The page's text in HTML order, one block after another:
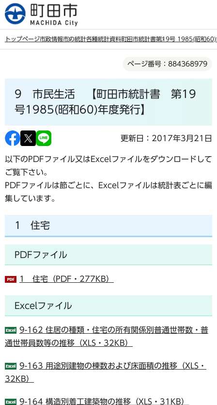
こ
の
トップページ市政情報市の統計各種統計資料町田市統計書第19号 1985(昭和60)
ページ番号：884368979
9 市民生活 【町田市統計書 第19
号1985(昭和60)年度発行】
更新日：2017年3月21日
以下のPDFファイル又はExcelファイルをダウンロードして
ご覧下さい。
PDFファイルは節ごとに、Excelファイルは統計表ごとに編
集しています。
1 住宅
PDFファイル
1 住宅（PDF・277KB）
Excelファイル
9-162 住居の種類・住宅の所有関係別普通世帯数・普
通世帯員数等の推移（XLS・32KB）
9-163 用途別建物の棟数および床面積の推移（XLS・
32KB）
9-164 構造別着工建築物の推移（XLS・31KB）